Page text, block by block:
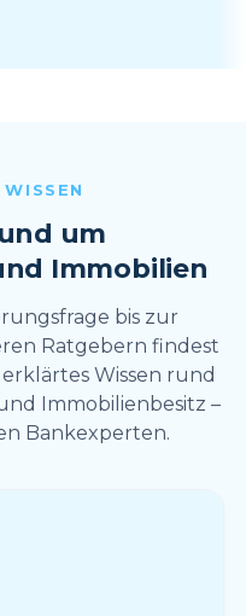
um
Immobilien
bis zur
Ratgebern findest
Wissen rund
Immobilienbesitz –
Bankexperten.